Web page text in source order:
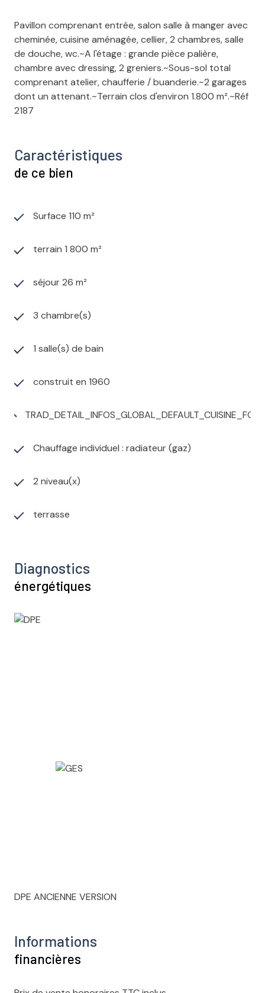
Pavillon comprenant entrée, salon salle à manger avec
cheminée, cuisine aménagée, cellier, 2 chambres, salle
de douche, wc.~A l'étage : grande pièce palière,
chambre avec dressing, 2 greniers.~Sous-sol total
comprenant atelier, chaufferie / buanderie.~2 garages
dont un attenant.~Terrain clos d'environ 1.800 m².~Réf
2187
Caractéristiques
de ce bien
Surface 110 m²
terrain 1 800 m²
séjour 26 m²
3 chambre(s)
1 salle(s) de bain
construit en 1960
Chauffage individuel : radiateur (gaz)
2 niveau(x)
terrasse
Diagnostics
énergétiques
DPE ANCIENNE VERSION
Informations
financières